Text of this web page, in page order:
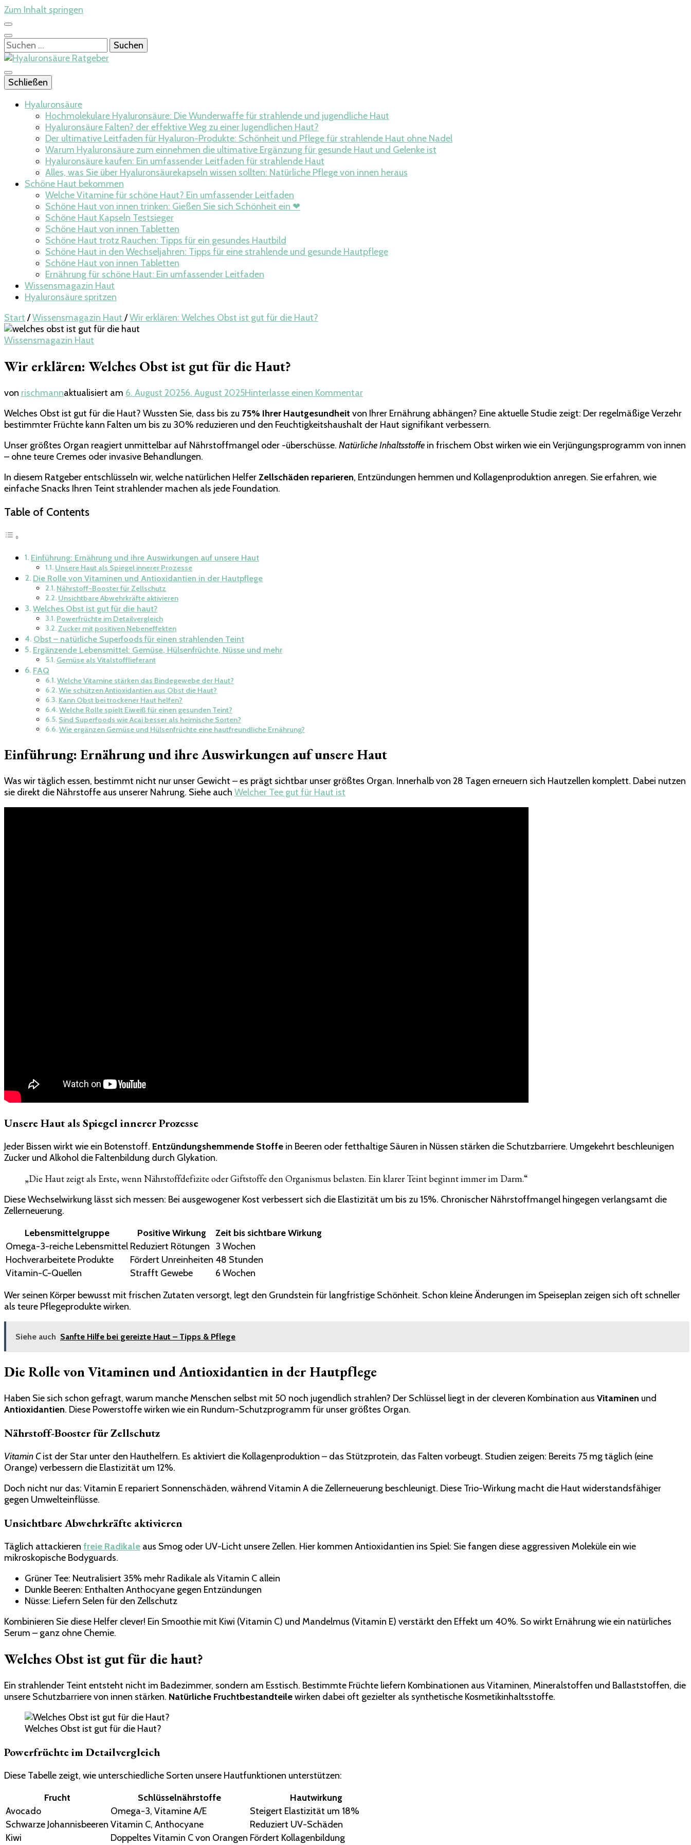
Zum Inhalt springen
Suchen
nach:
Hyaluronsäure Ratgeber
Der Ratgeber bei der Anwendung von Hyaluronsäure und der Haut
Schließen
Hyaluronsäure
Hochmolekulare Hyaluronsäure: Die Wunderwaffe für strahlende und jugendliche Haut
Hyaluronsäure Falten? der effektive Weg zu einer Jugendlichen Haut?
Der ultimative Leitfaden für Hyaluron-Produkte: Schönheit und Pflege für strahlende Haut ohne Nadel
Warum Hyaluronsäure zum einnehmen die ultimative Ergänzung für gesunde Haut und Gelenke ist
Hyaluronsäure kaufen: Ein umfassender Leitfaden für strahlende Haut
Alles, was Sie über Hyaluronsäurekapseln wissen sollten: Natürliche Pflege von innen heraus
Schöne Haut bekommen
Welche Vitamine für schöne Haut? Ein umfassender Leitfaden
Schöne Haut von innen trinken: Gießen Sie sich Schönheit ein ❤
Schöne Haut Kapseln Testsieger
Schöne Haut von innen Tabletten
Schöne Haut trotz Rauchen: Tipps für ein gesundes Hautbild
Schöne Haut in den Wechseljahren: Tipps für eine strahlende und gesunde Hautpflege
Schöne Haut von innen Tabletten
Ernährung für schöne Haut: Ein umfassender Leitfaden
Wissensmagazin Haut
Hyaluronsäure spritzen
Start /Wissensmagazin Haut /Wir erklären: Welches Obst ist gut für die Haut?
Wissensmagazin Haut
Wir erklären: Welches Obst ist gut für die Haut?
von rischmannaktualisiert am 6. August 20256. August 2025Hinterlasse einen Kommentarzu
erklären:
Welches
ist
für
die
Welches Obst ist gut für die Haut? Wussten Sie, dass bis zu 75% Ihrer Hautgesundheit von Ihrer Ernährung abhängen? Eine aktuelle Studie zeigt: Der regelmäßige Verzehr
bestimmter Früchte kann Falten um bis zu 30% reduzieren und den Feuchtigkeitshaushalt der Haut signifikant verbessern.
Unser größtes Organ reagiert unmittelbar auf Nährstoffmangel oder -überschüsse. Natürliche Inhaltsstoffe in frischem Obst wirken wie ein Verjüngungsprogramm von innen
– ohne teure Cremes oder invasive Behandlungen.
In diesem Ratgeber entschlüsseln wir, welche natürlichen HelferZellschäden reparieren, Entzündungen hemmen und Kollagenproduktion anregen. Sie erfahren, wie
einfache Snacks Ihren Teint strahlender machen als jede Foundation.
Table of Contents
Einführung: Ernährung und ihre Auswirkungen auf unsere Haut
Unsere Haut als Spiegel innerer Prozesse
Die Rolle von Vitaminen und Antioxidantien in der Hautpflege
Nährstoff-Booster für Zellschutz
Unsichtbare Abwehrkräfte aktivieren
Welches Obst ist gut für die haut?
Powerfrüchte im Detailvergleich
Zucker mit positiven Nebeneffekten
Obst – natürliche Superfoods für einen strahlenden Teint
Ergänzende Lebensmittel: Gemüse, Hülsenfrüchte, Nüsse und mehr
Gemüse als Vitalstofflieferant
FAQ
Welche Vitamine stärken das Bindegewebe der Haut?
Wie schützen Antioxidantien aus Obst die Haut?
Kann Obst bei trockener Haut helfen?
Welche Rolle spielt Eiweiß für einen gesunden Teint?
Sind Superfoods wie Acai besser als heimische Sorten?
Wie ergänzen Gemüse und Hülsenfrüchte eine hautfreundliche Ernährung?
Einführung: Ernährung und ihre Auswirkungen auf unsere Haut
Was wir täglich essen, bestimmt nicht nur unser Gewicht – es prägt sichtbar unser größtes Organ. Innerhalb von 28 Tagen erneuern sich Hautzellen komplett. Dabei nutzen
sie direkt die Nährstoffe aus unserer Nahrung. Siehe auch Welcher Tee gut für Haut ist
Unsere Haut als Spiegel innerer Prozesse
Jeder Bissen wirkt wie ein Botenstoff. Entzündungshemmende Stoffe in Beeren oder fetthaltige Säuren in Nüssen stärken die Schutzbarriere. Umgekehrt beschleunigen
Zucker und Alkohol die Faltenbildung durch Glykation.
„Die Haut zeigt als Erste, wenn Nährstoffdefizite oder Giftstoffe den Organismus belasten. Ein klarer Teint beginnt immer im Darm.“
Diese Wechselwirkung lässt sich messen: Bei ausgewogener Kost verbessert sich die Elastizität um bis zu 15%. Chronischer Nährstoffmangel hingegen verlangsamt die
Zellerneuerung.
Lebensmittelgruppe
Positive Wirkung
Zeit bis sichtbare Wirkung
Omega-3-reiche Lebensmittel Reduziert Rötungen 3 Wochen
Hochverarbeitete Produkte
Fördert Unreinheiten 48 Stunden
Vitamin-C-Quellen
Strafft Gewebe
6 Wochen
Wer seinen Körper bewusst mit frischen Zutaten versorgt, legt den Grundstein für langfristige Schönheit. Schon kleine Änderungen im Speiseplan zeigen sich oft schneller
als teure Pflegeprodukte wirken.
Siehe auch Sanfte Hilfe bei gereizte Haut – Tipps & Pflege
Die Rolle von Vitaminen und Antioxidantien in der Hautpflege
Haben Sie sich schon gefragt, warum manche Menschen selbst mit 50 noch jugendlich strahlen? Der Schlüssel liegt in der cleveren Kombination aus Vitaminen und
Antioxidantien. Diese Powerstoffe wirken wie ein Rundum-Schutzprogramm für unser größtes Organ.
Nährstoff-Booster für Zellschutz
Vitamin Cist der Star unter den Hauthelfern. Es aktiviert die Kollagenproduktion – das Stützprotein, das Falten vorbeugt. Studien zeigen: Bereits 75 mg täglich (eine
Orange) verbessern die Elastizität um 12%.
Doch nicht nur das: Vitamin E repariert Sonnenschäden, während Vitamin A die Zellerneuerung beschleunigt. Diese Trio-Wirkung macht die Haut widerstandsfähiger
gegen Umwelteinflüsse.
Unsichtbare Abwehrkräfte aktivieren
Täglich attackieren freie Radikale aus Smog oder UV-Licht unsere Zellen. Hier kommen Antioxidantien ins Spiel: Sie fangen diese aggressiven Moleküle ein wie
mikroskopische Bodyguards.
Grüner Tee: Neutralisiert 35% mehr Radikale als Vitamin C allein
Dunkle Beeren: Enthalten Anthocyane gegen Entzündungen
Nüsse: Liefern Selen für den Zellschutz
Kombinieren Sie diese Helfer clever! Ein Smoothie mit Kiwi (Vitamin C) und Mandelmus (Vitamin E) verstärkt den Effekt um 40%. So wirkt Ernährung wie ein natürliches
Serum – ganz ohne Chemie.
Welches Obst ist gut für die haut?
Ein strahlender Teint entsteht nicht im Badezimmer, sondern am Esstisch. Bestimmte Früchte liefern Kombinationen aus Vitaminen, Mineralstoffen und Ballaststoffen, die
unsere Schutzbarriere von innen stärken. Natürliche Fruchtbestandteilewirken dabei oft gezielter als synthetische Kosmetikinhaltsstoffe.
Welches Obst ist gut für die Haut?
Powerfrüchte im Detailvergleich
Diese Tabelle zeigt, wie unterschiedliche Sorten unsere Hautfunktionen unterstützen:
Frucht
Schlüsselnährstoffe
Hautwirkung
Avocado
Omega-3, Vitamine A/E
Steigert Elastizität um 18%
Schwarze Johannisbeeren Vitamin C, Anthocyane
Reduziert UV-Schäden
Kiwi
Doppeltes Vitamin C von Orangen Fördert Kollagenbildung